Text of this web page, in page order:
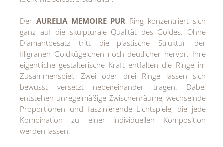
Der AURELIA MEMOIRE PUR Ring konzentriert sich
ganz auf die skulpturale Qualität des Goldes. Ohne
Diamantbesatz tritt die plastische Struktur der
filigranen Goldkügelchen noch deutlicher hervor. Ihre
eigentliche gestalterische Kraft entfalten die Ringe im
Zusammenspiel. Zwei oder drei Ringe lassen sich
bewusst versetzt nebeneinander tragen. Dabei
entstehen unregelmäßige Zwischenräume, wechselnde
Proportionen und faszinierende Lichtspiele, die jede
Kombination zu einer individuellen Komposition
werden lassen.